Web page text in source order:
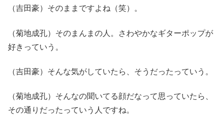
（吉田豪）そのままですよね（笑）。
（菊地成孔）そのまんまの人。さわやかなギターポップが
好きっていう。
（吉田豪）そんな気がしていたら、そうだったっていう。
（菊地成孔）そんなの聞いてる顔だなって思っていたら、
その通りだったっていう人ですね。